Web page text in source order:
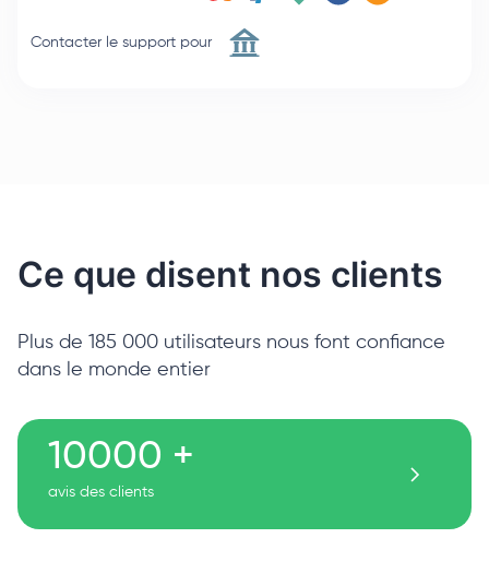
Contacter le support pour
Ce que disent nos clients
Plus de 185 000 utilisateurs nous font confiance
dans le monde entier
10000 +
avis des clients